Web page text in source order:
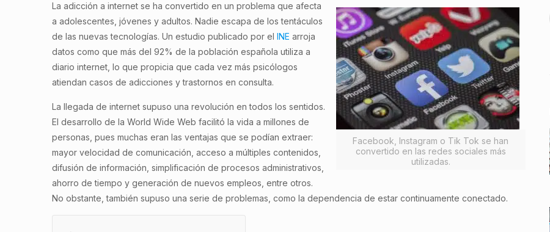
Facebook, Instagram o Tik Tok se han
convertido en las redes sociales más
utilizadas.
La adicción a internet se ha convertido en un problema que afecta
a adolescentes, jóvenes y adultos. Nadie escapa de los tentáculos
de las nuevas tecnologías. Un estudio publicado por elINE arroja
datos como que más del 92% de la población española utiliza a
diario internet, lo que propicia que cada vez más psicólogos
atiendan casos de adicciones y trastornos en consulta.
La llegada de internet supuso una revolución en todos los sentidos.
El desarrollo de la World Wide Web facilitó la vida a millones de
personas, pues muchas eran las ventajas que se podían extraer:
mayor velocidad de comunicación, acceso a múltiples contenidos,
difusión de información, simplificación de procesos administrativos,
ahorro de tiempo y generación de nuevos empleos, entre otros.
No obstante, también supuso una serie de problemas, como la dependencia de estar continuamente conectado.